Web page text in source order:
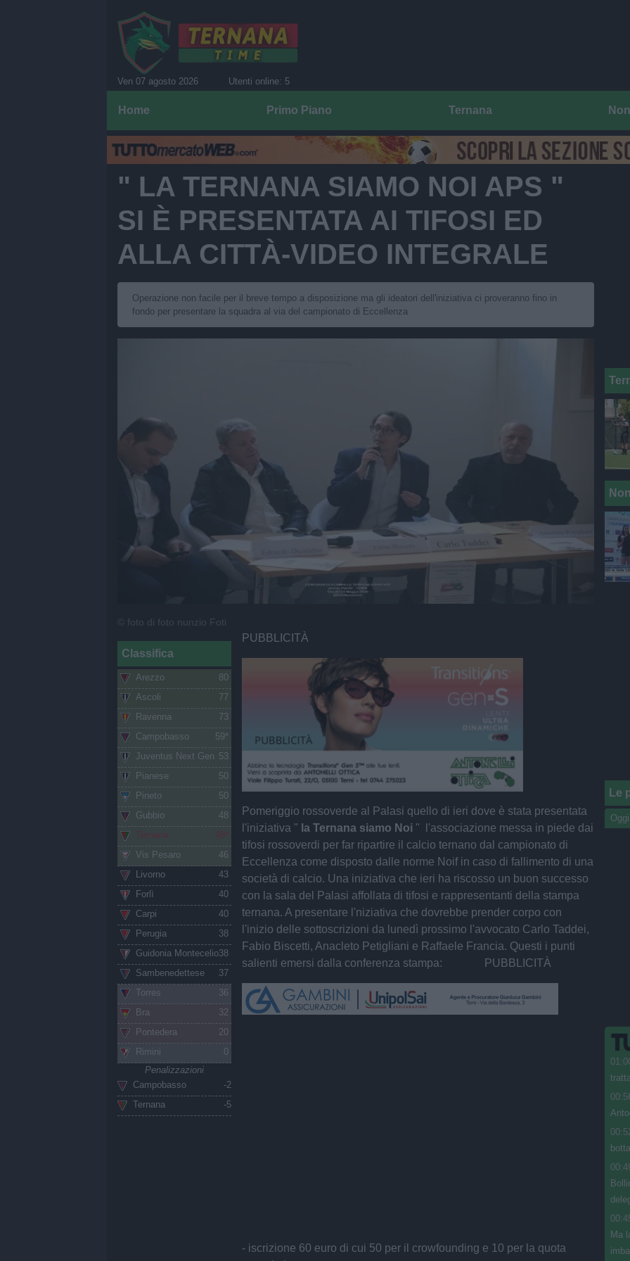
Ven 07 agosto 2026 Utenti online: 5
Home Primo Piano Ternana
" LA TERNANA SIAMO NOI APS "
SI È PRESENTATA AI TIFOSI ED
ALLA CITTÀ-VIDEO INTEGRALE
Operazione non facile per il breve tempo a disposizione ma gli ideatori dell'iniziativa ci proveranno fino in
fondo per presentare la squadra al via del campionato di Eccellenza
© foto di foto nunzio Foti
Classifica
Arezzo
80
Ascoli
77
Ravenna
73
Campobasso
59*
Juventus Next Gen 53
Pianese
50
Pineto
50
Gubbio
48
Ternana
48*
Vis Pesaro
46
Livorno
43
Forlì
40
Carpi
40
Perugia
38
Guidonia Montecelio38
Sambenedettese
37
Torres
36
Bra
32
Pontedera
20
Rimini
0
Penalizzazioni
Campobasso
-2
Ternana
-5
PUBBLICITÀ
Pomeriggio rossoverde al Palasi quello di ieri dove è stata presentata
l'iniziativa " la Ternana siamo Noi " l'associazione messa in piede dai
tifosi rossoverdi per far ripartire il calcio ternano dal campionato di
Eccellenza come disposto dalle norme Noif in caso di fallimento di una
società di calcio. Una iniziativa che ieri ha riscosso un buon successo
con la sala del Palasi affollata di tifosi e rappresentanti della stampa
ternana. A presentare l'niziativa che dovrebbe prender corpo con
l'inizio delle sottoscrizioni da lunedì prossimo l'avvocato Carlo Taddei,
Fabio Biscetti, Anacleto Petigliani e Raffaele Francia. Questi i punti
salienti emersi dalla conferenza stampa: PUBBLICITÀ
- iscrizione 60 euro di cui 50 per il crowfounding e 10 per la quota
Le
Oggi
Ma